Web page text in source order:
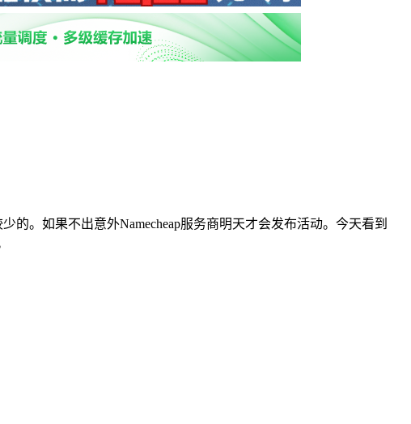
。如果不出意外Namecheap服务商明天才会发布活动。今天看到